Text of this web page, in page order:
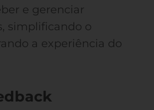
e gerenciar
simplificando o
a experiência do